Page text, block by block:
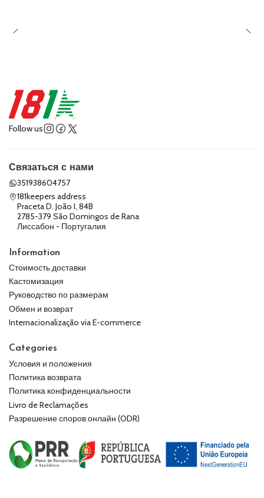
Follow us
Связаться с нами
351938604757
181keepers address
Praceta D. João I, 84B
2785-379 São Domingos de Rana
Лиссабон - Португалия
Information
Стоимость доставки
Кастомизация
Руководство по размерам
Обмен и возврат
Internacionalização via E-commerce
Categories
Условия и положения
Политика возврата
Политика конфиденциальности
Livro de Reclamações
Разрешение споров онлайн (ODR)